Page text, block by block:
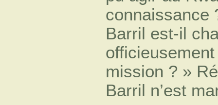
connaissance
Barril est-il
officieusement
mission ? »
Barril n’est